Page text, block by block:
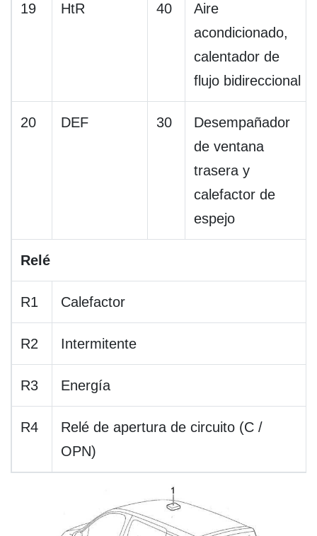
19 HtR 40
Aire
acondicionado,
calentador de
flujo bidireccional
20 DEF 30
Desempañador
de ventana
trasera y
calefactor de
espejo
Relé
R1 Calefactor
R2 Intermitente
R3 Energía
R4
Relé de apertura de circuito (C /
OPN)